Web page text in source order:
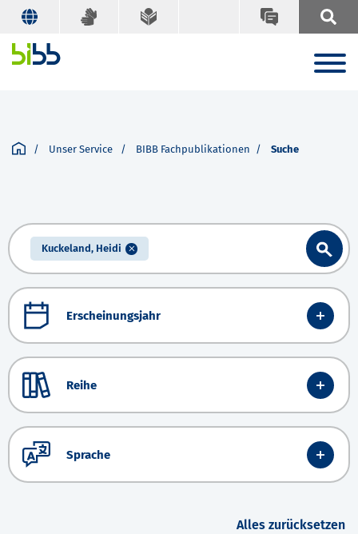
Unser Service BIBB Fachpublikationen Suche
Kuckeland, Heidi
Erscheinungsjahr
Reihe
Sprache
Alles zurücksetzen